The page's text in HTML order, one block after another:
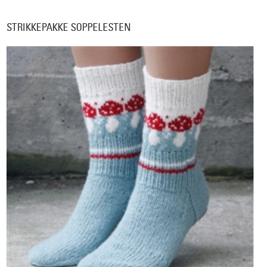
STRIKKEPAKKE SOPPELESTEN